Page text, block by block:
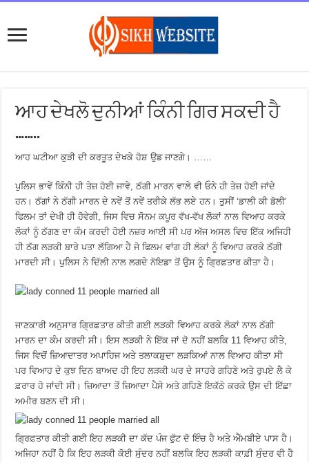
ਆਹ ਦੇਖਲੋ ਦੁਨੀਆਂ ਕਿੰਨੀ ਗਿਰ ਸਕਦੀ ਹੈ
……..
ਆਹ ਘਟੀਆ ਕੁੜੀ ਦੀ ਕਰਤੂਤ ਦੇਖਕੇ ਹੋਸ਼ ਉਡ ਜਾਣਗੇ। ……
ਪੁਲਿਸ ਭਾਵੇਂ ਕਿੰਨੀ ਹੀ ਤੇਜ਼ ਹੋਈ ਜਾਵੇ, ਠੱਗੀ ਮਾਰਨ ਵਾਲੇ ਵੀ ਓਨੇ ਹੀ ਤੇਜ਼ ਹੋਈ ਜਾਂਦੇ
ਹਨ। ਠੱਗਾਂ ਨੇ ਠੱਗੀ ਮਾਰਨ ਦੇ ਨਵੇਂ ਤੋਂ ਨਵੇਂ ਤਰੀਕੇ ਲੱਭ ਲਏ ਹਨ। ਤੁਸੀਂ ‘ਡਾਲੀ ਕੀ ਡੋਲੀ’
ਫਿਲਮ ਤਾਂ ਦੇਖੀ ਹੀ ਹੋਵੇਗੀ, ਜਿਸ ਵਿਚ ਸੋਨਮ ਕਪੂਰ ਵੱਖ-ਵੱਖ ਲੋਕਾਂ ਨਾਲ ਵਿਆਹ ਕਰਕੇ
ਲੋਕਾਂ ਨੂੰ ਠੱਗਣ ਦਾ ਕੰਮ ਕਰਦੀ ਹੋਈ ਨਜ਼ਰ ਆਈ ਸੀ ਪਰ ਅੱਜ ਅਸਲ ਵਿਚ ਇੱਕ ਅਜਿਹੀ
ਹੀ ਠੱਗ ਲੜਕੀ ਬਾਰੇ ਪਤਾ ਲੱਗਿਆ ਹੈ ਜੋ ਫਿਲਮ ਵਾਂਗ ਹੀ ਲੋਕਾਂ ਨੂੰ ਵਿਆਹ ਕਰਕੇ ਠੱਗੀ
ਮਾਰਦੀ ਸੀ। ਪੁਲਿਸ ਨੇ ਦਿੱਲੀ ਨਾਲ ਲਗਦੇ ਨੋਇਡਾ ਤੋਂ ਉਸ ਨੂੰ ਗ੍ਰਿਫ਼ਤਾਰ ਕੀਤਾ ਹੈ।
ਜਾਣਕਾਰੀ ਅਨੁਸਾਰ ਗ੍ਰਿਫ਼ਤਾਰ ਕੀਤੀ ਗਈ ਲੜਕੀ ਵਿਆਹ ਕਰਕੇ ਲੋਕਾਂ ਨਾਲ ਠੱਗੀ
ਮਾਰਨ ਦਾ ਕੰਮ ਕਰਦੀ ਸੀ। ਇਸ ਲੜਕੀ ਨੇ ਇੱਕ ਜਾਂ ਦੋ ਨਹੀਂ ਬਲਕਿ 11 ਵਿਆਹ ਕੀਤੇ,
ਜਿਸ ਵਿਚੋਂ ਜ਼ਿਆਦਾਤਰ ਅਪਾਹਿਜ ਅਤੇ ਤਲਾਕਸ਼ੁਦਾ ਲੜਕਿਆਂ ਨਾਲ ਵਿਆਹ ਕੀਤਾ ਸੀ
ਪਰ ਵਿਆਹ ਦੇ ਕੁਝ ਦਿਨ ਬਾਅਦ ਹੀ ਇਹ ਲੜਕੀ ਘਰ ਦੇ ਸਾਹਰੇ ਗਹਿਣੇ ਅਤੇ ਰੁਪਏ ਲੈ ਕੇ
ਫ਼ਰਾਰ ਹੋ ਜਾਂਦੀ ਸੀ। ਜ਼ਿਆਦਾ ਤੋਂ ਜ਼ਿਆਦਾ ਪੈਸੇ ਅਤੇ ਗਹਿਣੇ ਇਕੱਠੇ ਕਰਕੇ ਉਸ ਦੀ ਇੱਛਾ
ਅਮੀਰ ਬਣਨ ਦੀ ਸੀ।
ਗ੍ਰਿਫ਼ਤਾਰ ਕੀਤੀ ਗਈ ਇਹ ਲੜਕੀ ਦਾ ਕੱਦ ਪੰਜ ਫੁੱਟ ਦੋ ਇੰਚ ਹੈ ਅਤੇ ਐੱਮਬੀਏ ਪਾਸ ਹੈ।
ਅਜਿਹਾ ਨਹੀਂ ਹੈ ਕਿ ਇਹ ਲੜਕੀ ਕੋਈ ਸੁੰਦਰ ਨਹੀਂ ਬਲਕਿ ਇਹ ਲੜਕੀ ਕਾਫ਼ੀ ਸੁੰਦਰ ਵੀ ਹੈ